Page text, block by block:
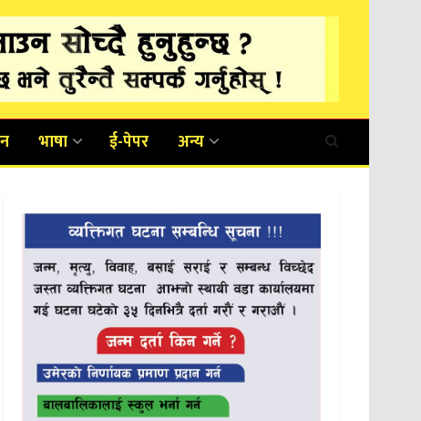
भाषा ई-पेपर अन्य